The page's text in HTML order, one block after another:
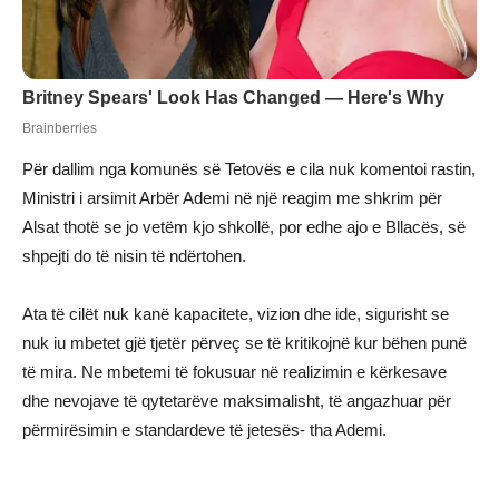
Për dallim nga komunës së Tetovës e cila nuk komentoi rastin,
Ministri i arsimit Arbër Ademi në një reagim me shkrim për
Alsat thotë se jo vetëm kjo shkollë, por edhe ajo e Bllacës, së
shpejti do të nisin të ndërtohen.
Ata të cilët nuk kanë kapacitete, vizion dhe ide, sigurisht se
nuk iu mbetet gjë tjetër përveç se të kritikojnë kur bëhen punë
të mira. Ne mbetemi të fokusuar në realizimin e kërkesave
dhe nevojave të qytetarëve maksimalisht, të angazhuar për
përmirësimin e standardeve të jetesës- tha Ademi.